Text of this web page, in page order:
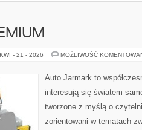
KWI - 21 - 2026 MOŻLIWOŚĆ
Auto Jarmark to
interesują się światem
tworzone z myślą o
zorientowani w tematach